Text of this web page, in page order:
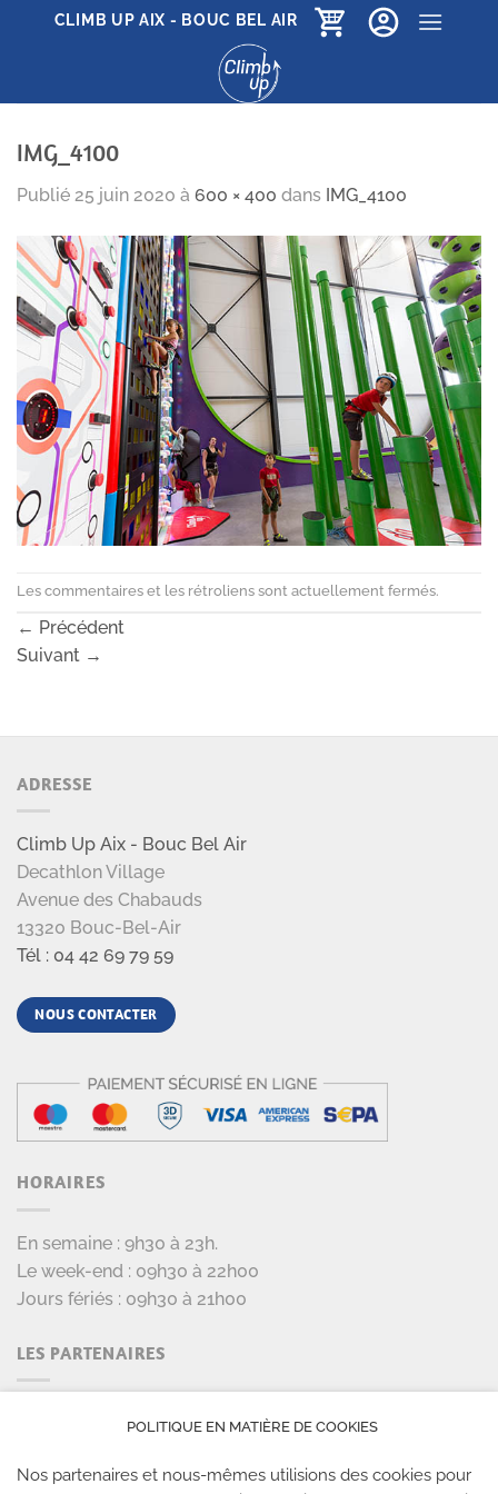
PasserCLIMB UP AIX - BOUC BEL AIR
IMG_4100
Publié 25 juin 2020 à 600 × 400 dans IMG_4100
Les commentaires et les rétroliens sont actuellement fermés.
← Précédent
Suivant →
ADRESSE
Climb Up Aix - Bouc Bel Air
Decathlon Village
Avenue des Chabauds
13320 Bouc-Bel-Air
Tél : 04 42 69 79 59
NOUS CONTACTER
HORAIRES
En semaine : 9h30 à 23h.
Le week-end : 09h30 à 22h00
Jours fériés : 09h30 à 21h00
LES PARTENAIRES
POLITIQUE EN MATIÈRE DE COOKIES
Nos partenaires et nous-mêmes utilisions des cookies pour